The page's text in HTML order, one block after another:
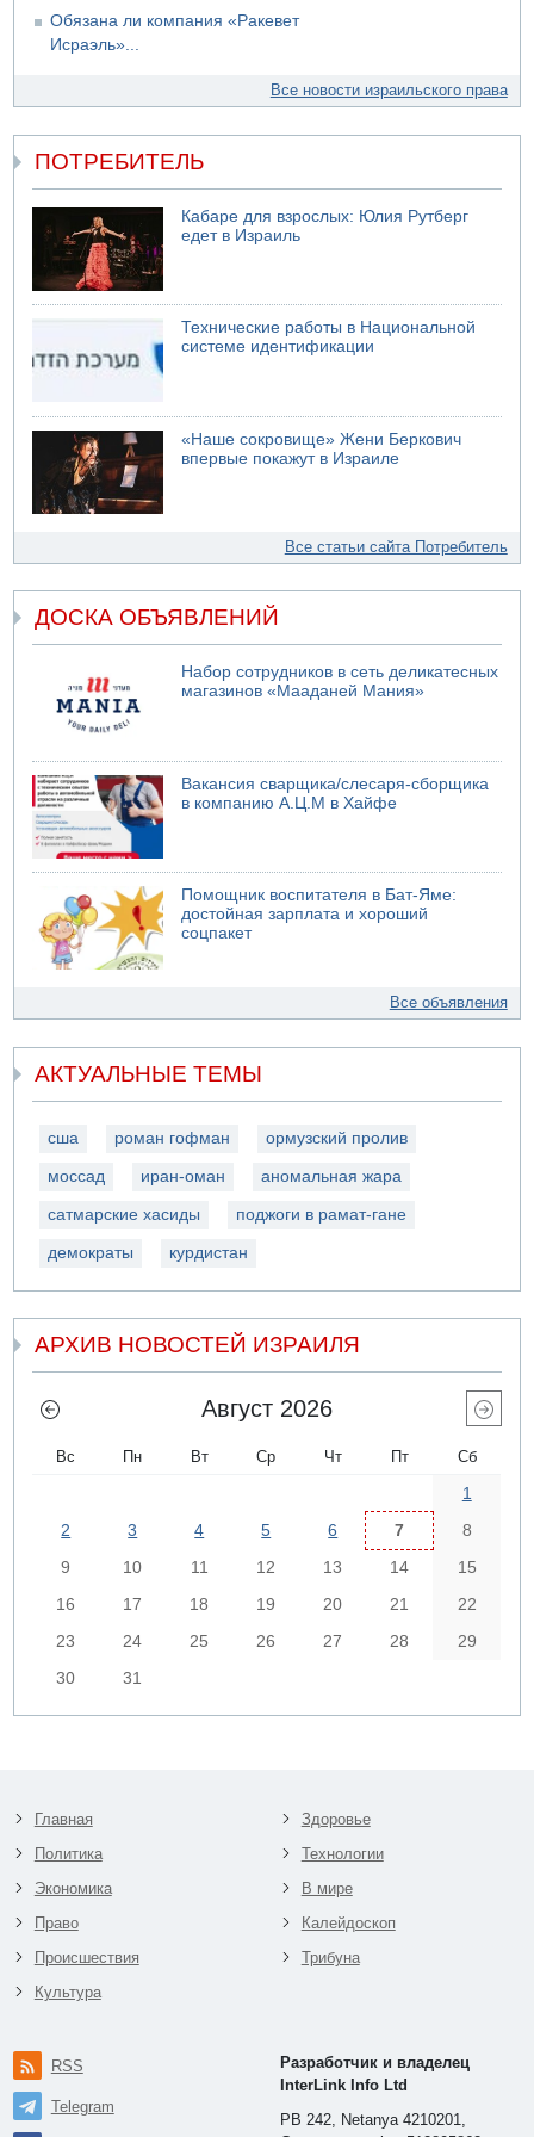
Обязана ли компания «Ракевет
Исраэль»...
Все новости израильского права
ПОТРЕБИТЕЛЬ
Кабаре для взрослых: Юлия Рутберг
едет в Израиль
Технические работы в Национальной
системе идентификации
«Наше сокровище» Жени Беркович
впервые покажут в Израиле
Все статьи сайта Потребитель
ДОСКА ОБЪЯВЛЕНИЙ
Набор сотрудников в сеть деликатесных
магазинов «Мааданей Мания»
Вакансия сварщика/слесаря-сборщика
в компанию А.Ц.М в Хайфе
Помощник воспитателя в Бат-Яме:
достойная зарплата и хороший
соцпакет
Все объявления
АКТУАЛЬНЫЕ ТЕМЫ
сша роман гофман ормузский пролив
моссад иран-оман аномальная жара
сатмарские хасиды поджоги в рамат-гане
демократы курдистан
АРХИВ НОВОСТЕЙ ИЗРАИЛЯ
Август 2026
Вс Пн Вт Ср Чт Пт Сб
1
2
3 4 5 6 7
8
9
10 11 12 13 14
15
16
17 18 19 20 21
22
23
24 25 26 27 28
29
30
31
Главная
Политика
Экономика
Право
Происшествия
Культура
Здоровье
Технологии
В мире
Калейдоскоп
Трибуна
RSS
Telegram
Разработчик и владелец
InterLink Info Ltd
PB 242, Netanya 4210201,